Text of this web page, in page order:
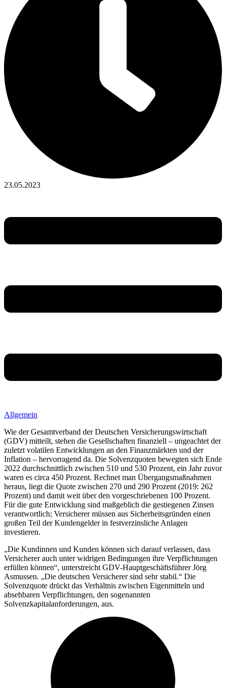
23.05.2023
Allgemein
Wie der Gesamtverband der Deutschen Versicherungswirtschaft
(GDV) mitteilt, stehen die Gesellschaften finanziell – ungeachtet der
zuletzt volatilen Entwicklungen an den Finanzmärkten und der
Inflation – hervorragend da. Die Solvenzquoten bewegten sich Ende
2022 durchschnittlich zwischen 510 und 530 Prozent, ein Jahr zuvor
waren es circa 450 Prozent. Rechnet man Übergangsmaßnahmen
heraus, liegt die Quote zwischen 270 und 290 Prozent (2019: 262
Prozent) und damit weit über den vorgeschriebenen 100 Prozent.
Für die gute Entwicklung sind maßgeblich die gestiegenen Zinsen
verantwortlich; Versicherer müssen aus Sicherheitsgründen einen
großen Teil der Kundengelder in festverzinsliche Anlagen
investieren.
„Die Kundinnen und Kunden können sich darauf verlassen, dass
Versicherer auch unter widrigen Bedingungen ihre Verpflichtungen
erfüllen können“, unterstreicht GDV-Hauptgeschäftsführer Jörg
Asmussen. „Die deutschen Versicherer sind sehr stabil.“ Die
Solvenzquote drückt das Verhältnis zwischen Eigenmitteln und
absehbaren Verpflichtungen, den sogenannten
Solvenzkapitalanforderungen, aus.